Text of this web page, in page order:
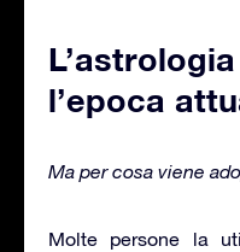
l’epoca
Ma per cosa viene
Molte persone la